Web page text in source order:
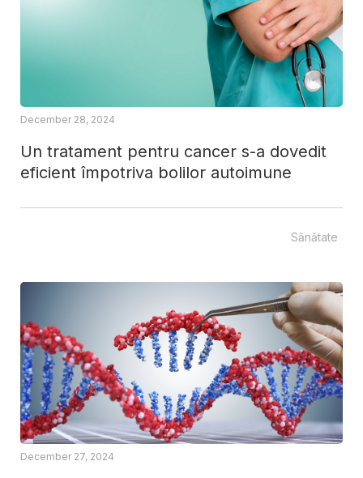
Un tratament pentru cancer s-a dovedit
eficient împotriva bolilor autoimune
December 28, 2024
Sănătate
December 27, 2024